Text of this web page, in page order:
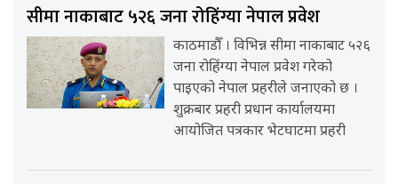
सीमा नाकाबाट ५२६ जना रोहिंग्या नेपाल प्रवेश
काठमाडौँ । विभिन्न सीमा नाकाबाट ५२६
जना रोहिंग्या नेपाल प्रवेश गरेको
पाइएको नेपाल प्रहरीले जनाएको छ ।
शुक्रबार प्रहरी प्रधान कार्यालयमा
आयोजित पत्रकार भेटघाटमा प्रहरी